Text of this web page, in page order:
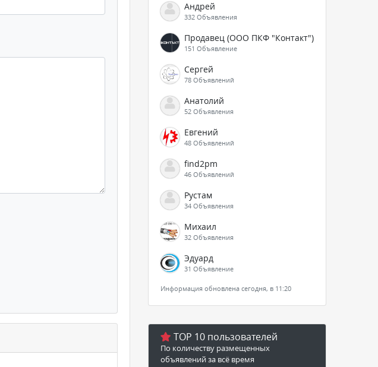
Андрей
332 Объявления
Продавец (ООО ПКФ "Контакт")
151 Объявление
Сергей
78 Объявлений
Анатолий
52 Объявления
Евгений
48 Объявлений
find2pm
46 Объявлений
Рустам
34 Объявления
Михаил
32 Объявления
Эдуард
31 Объявление
Информация обновлена сегодня, в 11:20
TOP 10 пользователей
По количеству размещенных
объявлений за всё время